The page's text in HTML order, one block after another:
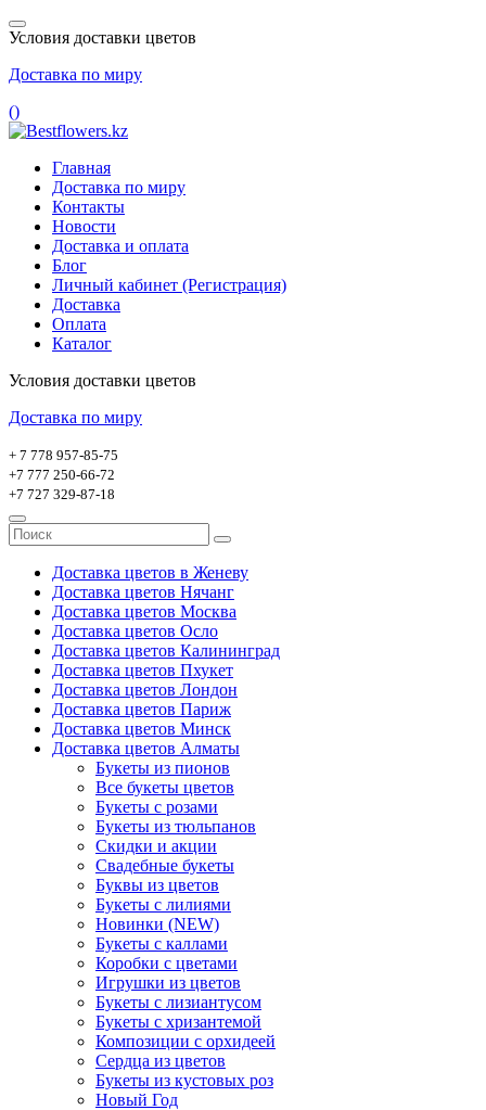
Условия доставки цветов
Доставка по миру
()
Главная
Доставка по миру
Контакты
Новости
Доставка и оплата
Блог
Личный кабинет (Регистрация)
Доставка
Оплата
Каталог
Условия доставки цветов
Доставка по миру
+ 7 778 957-85-75
+7 777 250-66-72
+7 727 329-87-18
Доставка цветов в Женеву
Доставка цветов Нячанг
Доставка цветов Москва
Доставка цветов Осло
Доставка цветов Калининград
Доставка цветов Пхукет
Доставка цветов Лондон
Доставка цветов Париж
Доставка цветов Минск
Доставка цветов Алматы
Букеты из пионов
Все букеты цветов
Букеты с розами
Букеты из тюльпанов
Скидки и акции
Свадебные букеты
Буквы из цветов
Букеты с лилиями
Новинки (NEW)
Букеты с каллами
Коробки с цветами
Игрушки из цветов
Букеты с лизиантусом
Букеты с хризантемой
Композиции с орхидеей
Сердца из цветов
Букеты из кустовых роз
Новый Год